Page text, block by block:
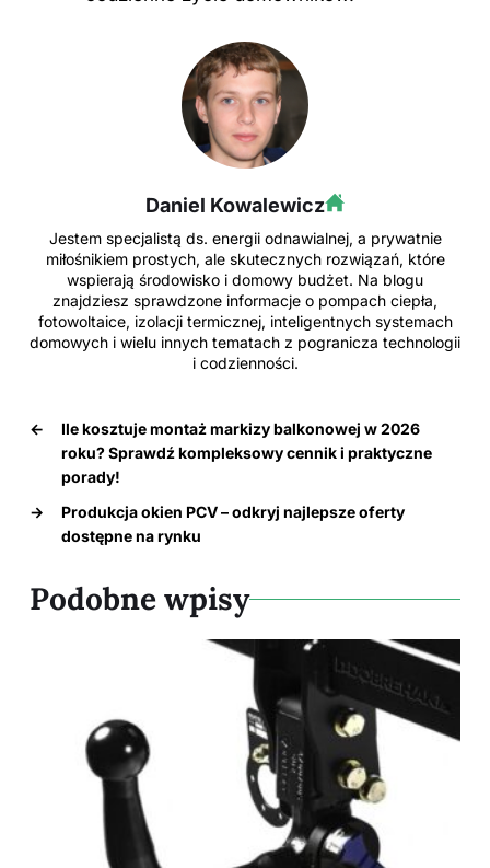
Daniel Kowalewicz
Jestem specjalistą ds. energii odnawialnej, a prywatnie
miłośnikiem prostych, ale skutecznych rozwiązań, które
wspierają środowisko i domowy budżet. Na blogu
znajdziesz sprawdzone informacje o pompach ciepła,
fotowoltaice, izolacji termicznej, inteligentnych systemach
domowych i wielu innych tematach z pogranicza technologii
i codzienności.
←
Ile kosztuje montaż markizy balkonowej w 2026
roku? Sprawdź kompleksowy cennik i praktyczne
porady!
→
Produkcja okien PCV – odkryj najlepsze oferty
dostępne na rynku
Podobne wpisy